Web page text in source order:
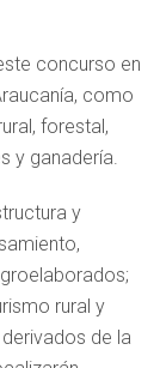
concurso en
como
forestal,
y ganadería.
y
rural y
de la